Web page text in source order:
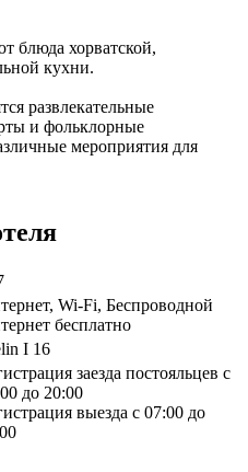
блюда хорватской,
кухни.
развлекательные
и фольклорные
мероприятия для
Wi-Fi, Беспроводной
бесплатно
I 16
заезда постояльцев с
до 20:00
выезда с 07:00 до